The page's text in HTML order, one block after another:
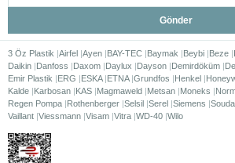
Gönder
3 Öz Plastik Airfel Ayen BAY-TEC Baymak Beybi Beze
Daikin Danfoss Daxom Daylux Dayson Demirdöküm
Emir Plastik
ERG ESKA ETNA Grundfos Henkel
Kalde Karbosan KAS Magmaweld Metsan Moneks
Regen Pompa Rothenberger Selsil Serel Siemens
Vaillant Viessmann Visam Vitra WD-40 Wilo